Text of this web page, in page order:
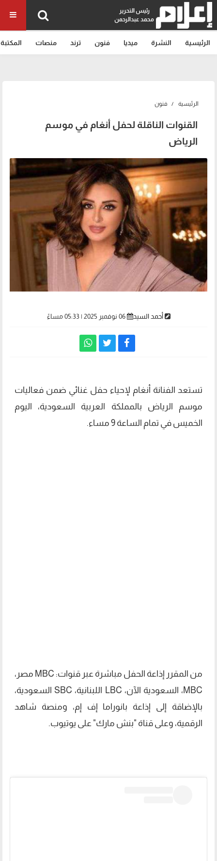
رئيس التحرير
محمد عبدالرحمن
الرئيسية النشرة ميديا فنون ترند منصات المكتبة
الرئيسية فنون
القنوات الناقلة لحفل أنغام في موسم
الرياض
أحمد السيد 06 نوفمبر 2025 | 05:33 مساءً
تستعد الفنانة أنغام لإحياء حفل غنائي ضمن فعاليات
موسم الرياض بالمملكة العربية السعودية، اليوم
الخميس في تمام الساعة 9 مساء.
من المقرر إذاعة الحفل مباشرة عبر قنوات: MBC مصر،
MBC، السعودية الآن، LBC اللبنانية، SBC السعودية،
بالإضاقة إلى إذاعة بانوراما إف إم، ومنصة شاهد
الرقمية، وعلى قناة "بنش مارك" على يوتيوب.